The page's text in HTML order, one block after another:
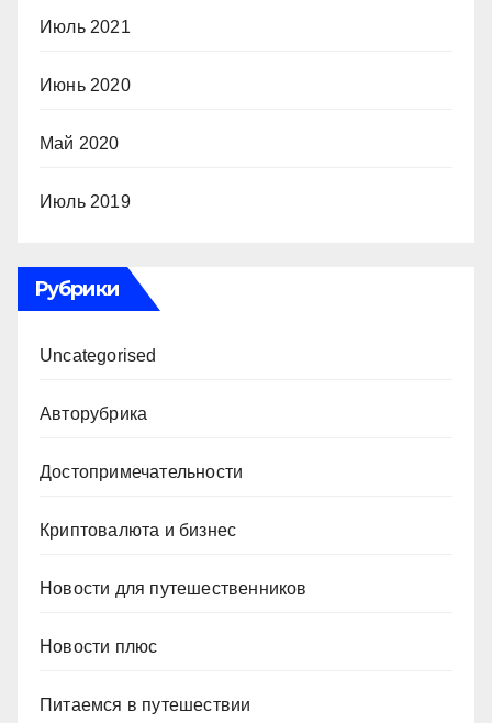
Июль 2021
Июнь 2020
Май 2020
Июль 2019
Рубрики
Uncategorised
Авторубрика
Достопримечательности
Криптовалюта и бизнес
Новости для путешественников
Новости плюс
Питаемся в путешествии